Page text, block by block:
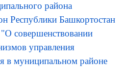
района
Республики Башкортостан
совершенствовании
управления
в муниципальном районе